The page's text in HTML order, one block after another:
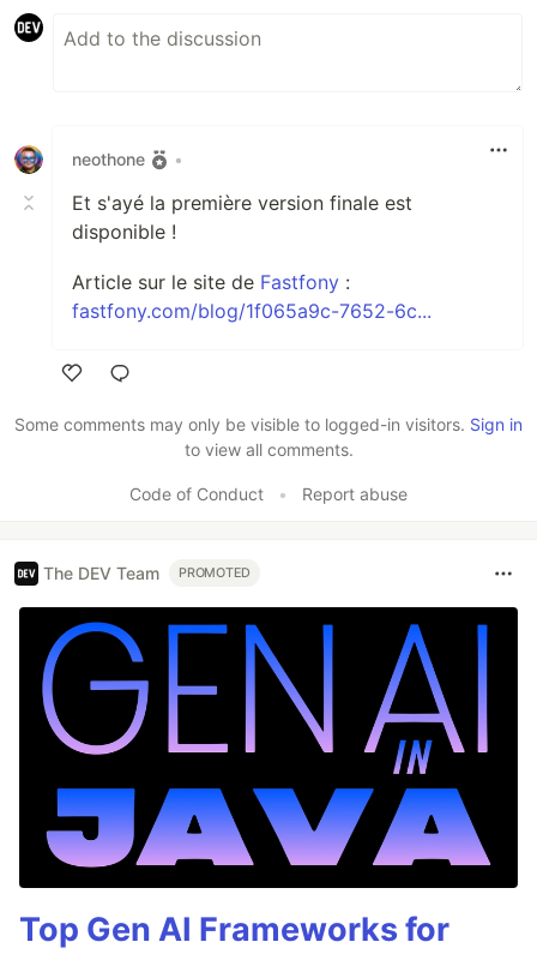
neothone •
Et s'ayé la première version finale est
disponible !
Article sur le site de Fastfony :
fastfony.com/blog/1f065a9c-7652-6c...
Some comments may only be visible to logged-in visitors. Sign in
to view all comments.
Code of Conduct • Report abuse
The DEV Team PROMOTED
Top Gen AI Frameworks for